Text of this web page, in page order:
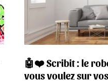
🤖❤️ Scribit : le
vous voulez sur